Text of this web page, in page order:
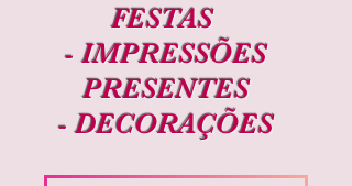
FESTAS
-IMPRESSÕES
PRESENTES
-DECORAÇÕES